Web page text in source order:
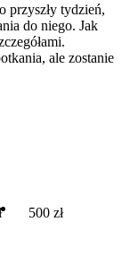
przyszły tydzień,
do niego. Jak
ale zostanie
500 zł